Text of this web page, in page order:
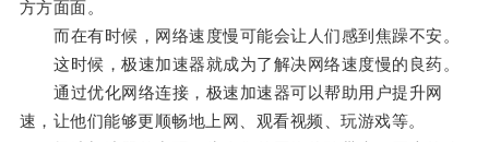
方方面面。
而在有时候，网络速度慢可能会让人们感到焦躁不安。
这时候，极速加速器就成为了解决网络速度慢的良药。
通过优化网络连接，极速加速器可以帮助用户提升网
速，让他们能够更顺畅地上网、观看视频、玩游戏等。